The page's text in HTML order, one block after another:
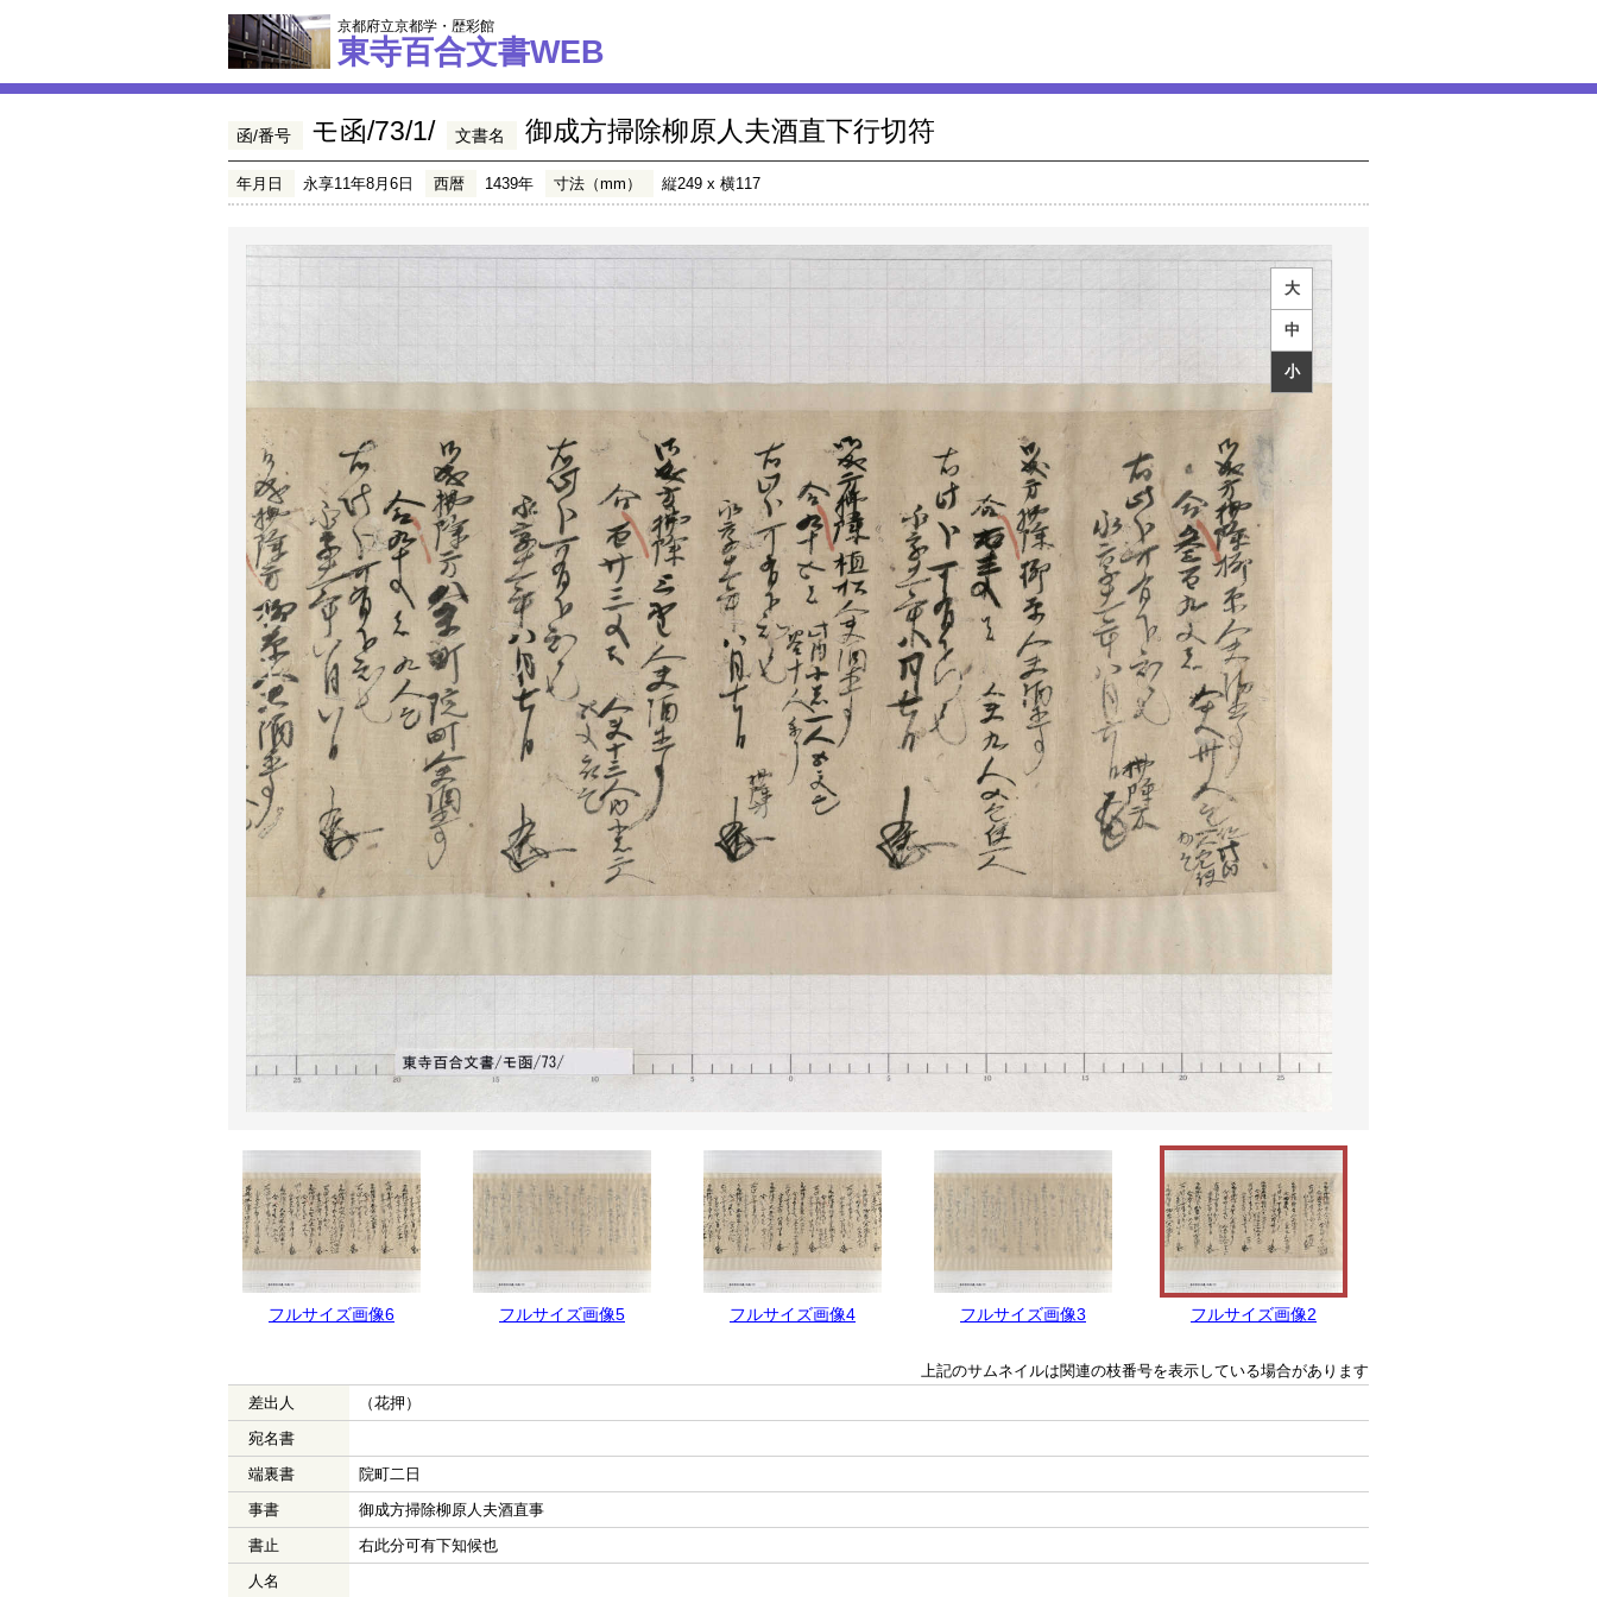
京都府立京都学・歴彩館
東寺百合文書WEB
函/番号 モ函/73/1/ 文書名 御成方掃除柳原人夫酒直下行切符
年月日 永享11年8月6日 西暦 1439年 寸法（mm） 縦249 x 横117
大
中
小
フルサイズ画像6 フルサイズ画像5 フルサイズ画像4 フルサイズ画像3 フルサイズ画像2
上記のサムネイルは関連の枝番号を表示している場合があります
差出人
（花押）
宛名書
端裏書
院町二日
事書
御成方掃除柳原人夫酒直事
書止
右此分可有下知候也
人名